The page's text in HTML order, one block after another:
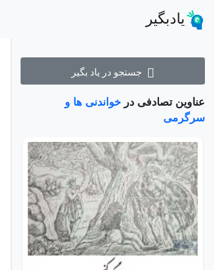
یادبگیر
جستجو در یاد بگیر
عناوین تصادفی در خواندنی ها و
سرگرمی